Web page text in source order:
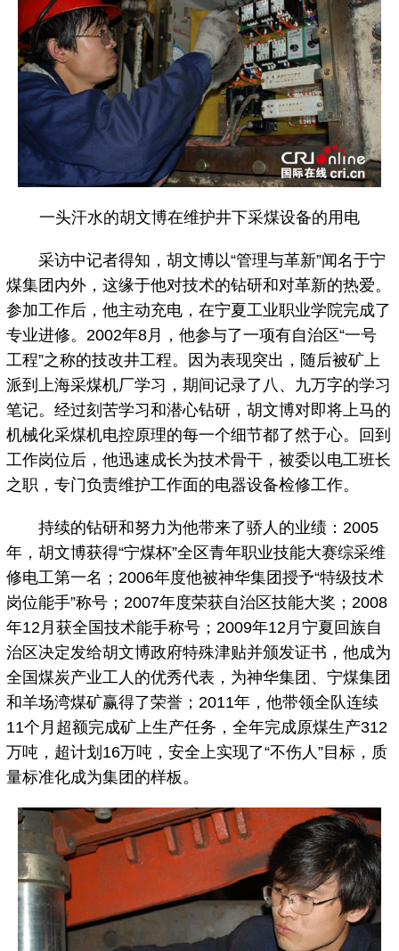
一头汗水的胡文博在维护井下采煤设备的用电
采访中记者得知，胡文博以“管理与革新”闻名于宁
煤集团内外，这缘于他对技术的钻研和对革新的热爱。
参加工作后，他主动充电，在宁夏工业职业学院完成了
专业进修。2002年8月，他参与了一项有自治区“一号
工程”之称的技改井工程。因为表现突出，随后被矿上
派到上海采煤机厂学习，期间记录了八、九万字的学习
笔记。经过刻苦学习和潜心钻研，胡文博对即将上马的
机械化采煤机电控原理的每一个细节都了然于心。回到
工作岗位后，他迅速成长为技术骨干，被委以电工班长
之职，专门负责维护工作面的电器设备检修工作。
持续的钻研和努力为他带来了骄人的业绩：2005
年，胡文博获得“宁煤杯”全区青年职业技能大赛综采维
修电工第一名；2006年度他被神华集团授予“特级技术
岗位能手”称号；2007年度荣获自治区技能大奖；2008
年12月获全国技术能手称号；2009年12月宁夏回族自
治区决定发给胡文博政府特殊津贴并颁发证书，他成为
全国煤炭产业工人的优秀代表，为神华集团、宁煤集团
和羊场湾煤矿赢得了荣誉；2011年，他带领全队连续
11个月超额完成矿上生产任务，全年完成原煤生产312
万吨，超计划16万吨，安全上实现了“不伤人”目标，质
量标准化成为集团的样板。